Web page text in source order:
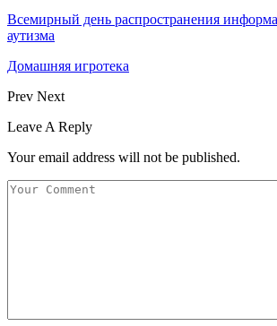
Всемирный день распространения
аутизма
Домашняя игротека
Prev Next
Leave A Reply
Your email address will not be published.